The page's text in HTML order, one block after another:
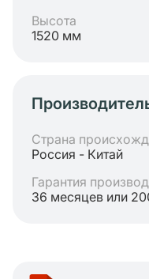
Высота
1520 мм
Страна
Россия - Китай
Гарантия
36 месяцев или